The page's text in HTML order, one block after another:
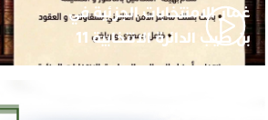
غمار الامنتخابات الجزئية في
بن طيب الدائرة الانتخابية 11